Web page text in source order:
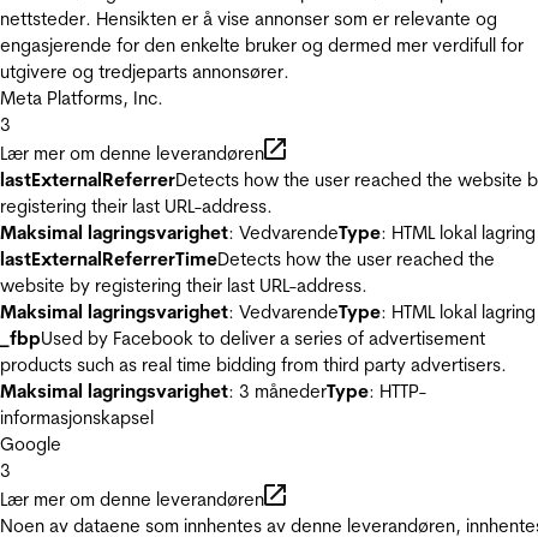
nettsteder. Hensikten er å vise annonser som er relevante og
engasjerende for den enkelte bruker og dermed mer verdifull for
utgivere og tredjeparts annonsører.
Meta Platforms, Inc.
3
Lær mer om denne leverandøren
lastExternalReferrerDetects how the user reached the website
registering their last URL-address.
Maksimal lagringsvarighet: VedvarendeType: HTML lokal lagring
lastExternalReferrerTimeDetects how the user reached the
website by registering their last URL-address.
Maksimal lagringsvarighet: VedvarendeType: HTML lokal lagring
_fbpUsed by Facebook to deliver a series of advertisement
products such as real time bidding from third party advertisers.
Maksimal lagringsvarighet: 3 månederType: HTTP-
informasjonskapsel
Google
3
Lær mer om denne leverandøren
Noen av dataene som innhentes av denne leverandøren,